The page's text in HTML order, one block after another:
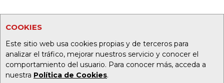
COOKIES
Este sitio web usa cookies propias y de terceros para
analizar el tráfico, mejorar nuestros servicio y conocer el
comportamiento del usuario. Para conocer más, acceda a
nuestra Política de Cookies.